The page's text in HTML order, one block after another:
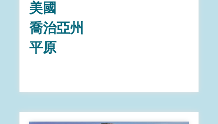
美國
喬治亞州
平原